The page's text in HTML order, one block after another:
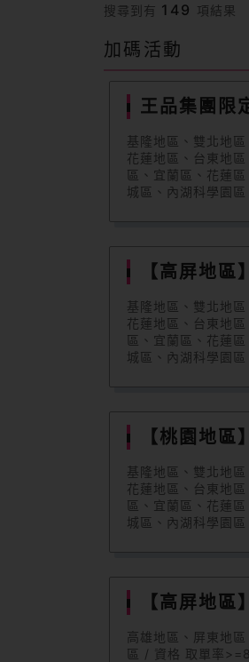
搜尋到有 149 項結果
加碼活動
王品集團限
基隆地區、雙北地
花蓮地區、台東地
區、宜蘭區、花蓮
城區、內湖科學園
七堵區、土城區、
區、新市區、林口
新化區、蘇澳區、
區、新莊區、水上
關西區、新豐區、
【高屏地
基隆地區、雙北地
花蓮地區、台東地
區、宜蘭區、花蓮
城區、內湖科學園
七堵區、土城區、
區、新市區、林口
新化區、蘇澳區、
區、新莊區、水上
關西區、新豐區、
【桃園地
基隆地區、雙北地
花蓮地區、台東地
區、宜蘭區、花蓮
城區、內湖科學園
區、新莊區、水上
關西區、新豐區、
【高屏地
高雄地區、屏東地
區 / 資格 取單率